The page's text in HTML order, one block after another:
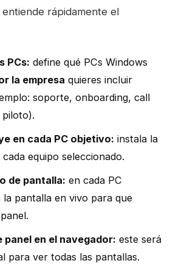
rápidamente el
PCs: define qué PCs Windows
la empresa quieres incluir
soporte, onboarding, call
en cada PC objetivo: instala la
equipo seleccionado.
de pantalla: en cada PC
la pantalla en vivo para que
panel en el navegador: este será
para ver todas las pantallas.